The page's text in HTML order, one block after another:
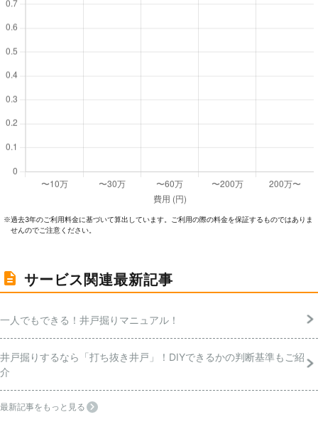
※過去3年のご利⽤料⾦に基づいて算出しています。ご利⽤の際の料⾦を保証するものではありま
せんのでご注意ください。
サービス関連最新記事
一人でもできる！井戸掘りマニュアル！
井戸掘りするなら「打ち抜き井戸」！DIYできるかの判断基準もご紹
介
最新記事をもっと見る